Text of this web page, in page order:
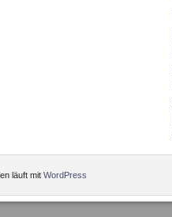
läuft mit WordPress